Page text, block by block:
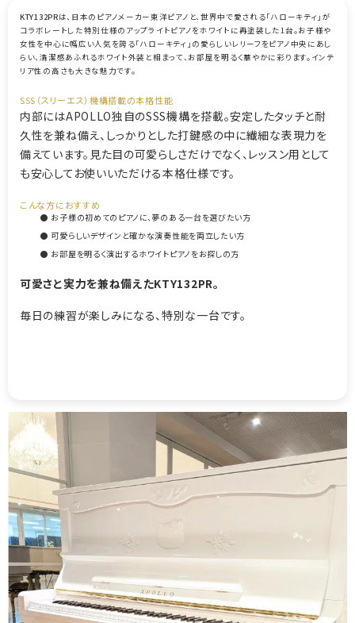
KTY132PRは、日本のピアノメーカー東洋ピアノと、世界中で愛される「ハローキティ」が
コラボレートした特別仕様のアップライトピアノをホワイトに再塗装した1台。お子様や
女性を中心に幅広い人気を誇る「ハローキティ」の愛らしいレリーフをピアノ中央にあし
らい、清潔感あふれるホワイト外装と相まって、お部屋を明るく華やかに彩ります。インテ
リア性の高さも大きな魅力です。
SSS（スリーエス）機構搭載の本格性能
内部にはAPOLLO独自のSSS機構を搭載。安定したタッチと耐
久性を兼ね備え、しっかりとした打鍵感の中に繊細な表現力を
備えています。見た目の可愛らしさだけでなく、レッスン用として
も安心してお使いいただける本格仕様です。
こんな方におすすめ
● お子様の初めてのピアノに、夢のある一台を選びたい方
● 可愛らしいデザインと確かな演奏性能を両立したい方
● お部屋を明るく演出するホワイトピアノをお探しの方
可愛さと実力を兼ね備えたKTY132PR。
毎日の練習が楽しみになる、特別な一台です。